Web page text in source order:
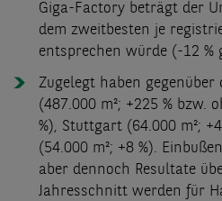
Giga-Factory beträgt der
dem zweitbesten je
entsprechen würde (-12 %
Zugelegt haben gegenüber
(487.000 m²; +225 % bzw.
%), Stuttgart (64.000 m²;
(54.000 m²; +8 %).
aber dennoch Resultate
Jahresschnitt werden für